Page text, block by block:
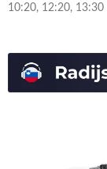
10:20, 12:20,